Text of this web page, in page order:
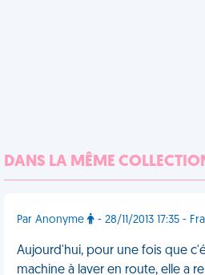
DANS LA MÊME
Par Anonyme - 28/11/2013 17:35 -
Aujourd'hui, pour une fois que
machine à laver en route, elle a